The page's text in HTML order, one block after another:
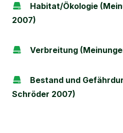
Habitat/Ökologie
2007)
Verbreitung
Bestand und
Schröder 2007)